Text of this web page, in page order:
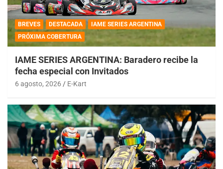
BREVES DESTACADA
IAME SERIES ARGENTINA
PRÓXIMA COBERTURA
IAME SERIES ARGENTINA: Baradero recibe la
fecha especial con Invitados
6 agosto, 2026 E-Kart